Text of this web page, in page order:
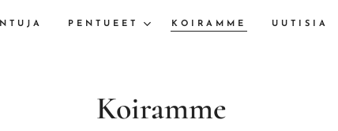
PENTUEET KOIRAMME UUTISIA
Koiramme